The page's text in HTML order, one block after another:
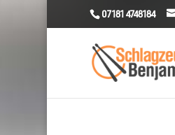
07181 4748184